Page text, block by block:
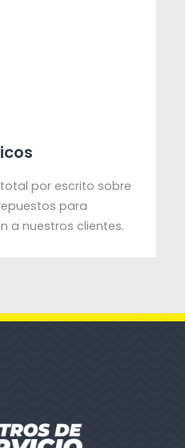
por escrito sobre
para
a nuestros clientes.